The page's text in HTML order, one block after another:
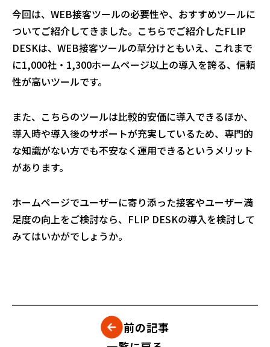
今回は、WEB接客ツールの必要性や、おすすめツールに
ついてご紹介してきました。こちらでご紹介したFLIP
DESKは、WEB接客ツールの草分けともいえ、これまで
に1,000社・1,300ホームページ以上の導入を誇る、信頼
性が高いツールです。
また、こちらのツールは比較的安価に導入できるほか、
導入時や導入後のサポートが充実しているため、専門的
な知識がない方でも不安なく運用できるというメリット
があります。
ホームページでユーザーに寄り添った接客やユーザー満
足度の向上をご検討なら、FLIP DESKの導入を検討して
みてはいかがでしょうか。
前の記事